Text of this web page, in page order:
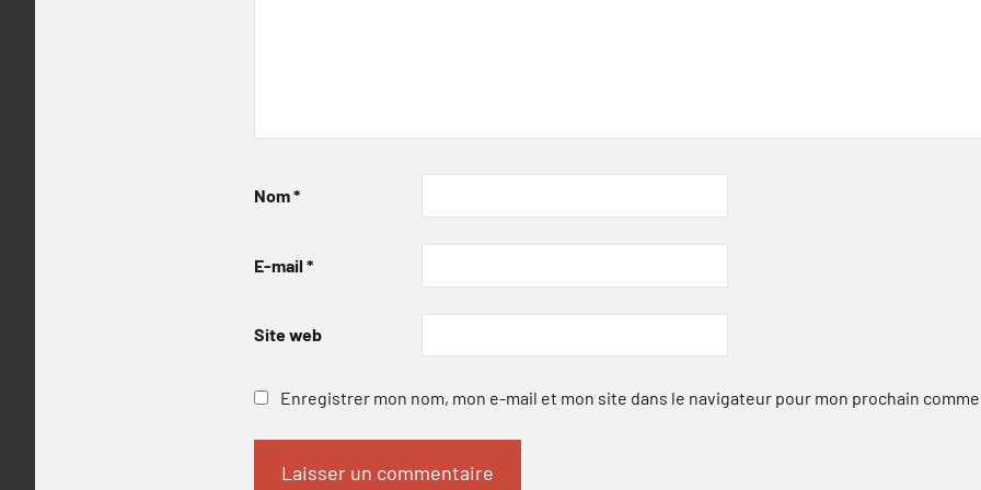
Nom*
E-mail *
Site web
Enregistrer mon nom, mon e-mail et mon site dans le navigateur pour mon prochain